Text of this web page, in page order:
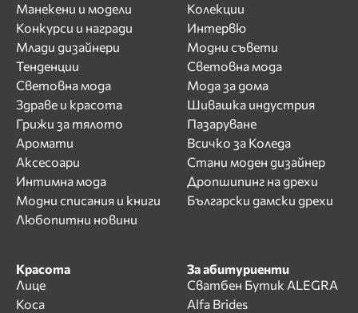
Манекени и модели
Конкурси и награди
Млади дизайнери
Тенденции
Световна мода
Здраве и красота
Грижи за тялото
Аромати
Аксесоари
Интимна мода
Модни списания и книги
Любопитни новини
Колекции
Интервю
Модни съвети
Световна мода
Мода за дома
Шивашка индустрия
Пазаруване
Всичко за Коледа
Стани моден дизайнер
Дропшипинг на дрехи
Български дамски дрехи
Красота
Лице
Коса
За абитуриенти
Сватбен Бутик ALEGRA
Alfa Brides